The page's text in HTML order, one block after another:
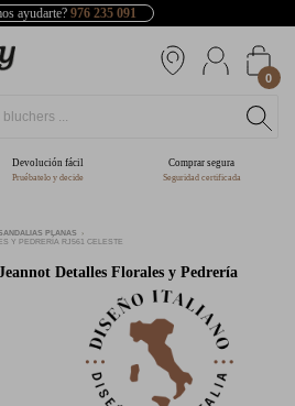
ayudarte? 976 235 091
0
Devolución fácil
Pruébatelo y decide
Comprar segura
Seguridad certificada
PLANAS
Y PEDRERÍA RJ561 CELESTE
Detalles Florales y Pedrería